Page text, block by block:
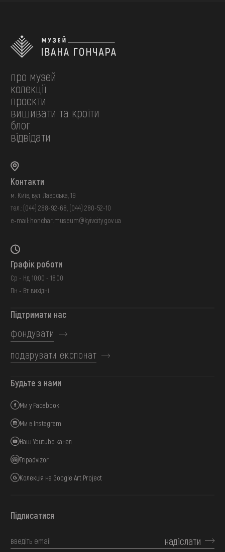
про музей
колекції
проєкти
вишивати та кроїти
блог
відвідати
Контакти
м. Київ, вул. Лаврська, 19
тел.: (044) 288-92-68 (044) 280-52-10
e-mail: honchar.museum@kyivcity.gov.ua
Графік роботи
Ср - Нд: 10:00 - 18:00
Пн - Вт: вихідні
Підтримати нас
фондувати
подарувати експонат
Будьте з нами
Ми у Facebook
Ми в Instagram
Наш Youtube канал
Tripadvizor
Колекція на Google Art Project
Підписатися
надіслати